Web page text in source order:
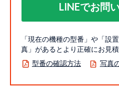
LINEでお問
「現在の機種の型番」や「設
真」があるとより正確にお見積
型番の確認方法
写真